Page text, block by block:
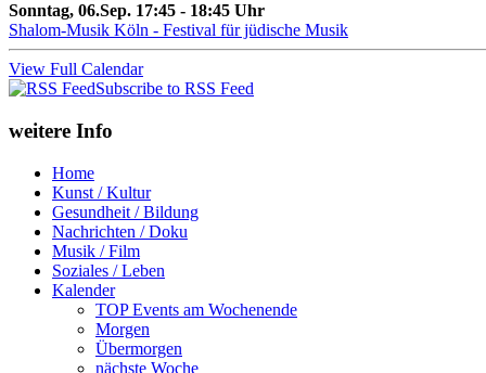
Sonntag, 06.Sep. 17:45 - 18:45 Uhr
Shalom-Musik Köln - Festival für jüdische Musik
View Full Calendar
Subscribe to RSS Feed
weitere Info
Home
Kunst / Kultur
Gesundheit / Bildung
Nachrichten / Doku
Musik / Film
Soziales / Leben
Kalender
TOP Events am Wochenende
Morgen
Übermorgen
nächste Woche